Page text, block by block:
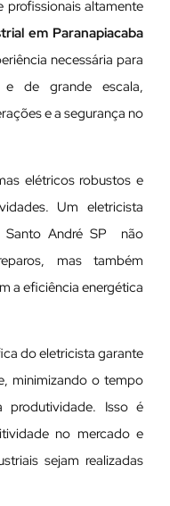
profissionais altamente
em Paranapiacaba
necessária para
e de grande escala,
e a segurança no
elétricos robustos e
Um eletricista
Santo André SP não
mas também
a eficiência energética
do eletricista garante
minimizando o tempo
produtividade. Isso é
no mercado e
sejam realizadas